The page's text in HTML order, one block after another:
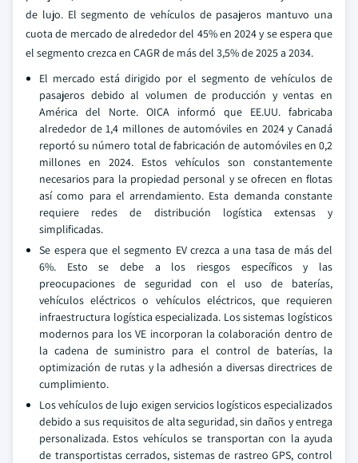
de lujo. El segmento de vehículos de pasajeros mantuvo una
cuota de mercado de alrededor del 45% en 2024 y se espera que
el segmento crezca en CAGR de más del 3,5% de 2025 a 2034.
El mercado está dirigido por el segmento de vehículos de
pasajeros debido al volumen de producción y ventas en
América del Norte. OICA informó que EE.UU. fabricaba
alrededor de 1,4 millones de automóviles en 2024 y Canadá
reportó su número total de fabricación de automóviles en 0,2
millones en 2024. Estos vehículos son constantemente
necesarios para la propiedad personal y se ofrecen en flotas
así como para el arrendamiento. Esta demanda constante
requiere redes de distribución logística extensas y
simplificadas.
Se espera que el segmento EV crezca a una tasa de más del
6%. Esto se debe a los riesgos específicos y las
preocupaciones de seguridad con el uso de baterías,
vehículos eléctricos o vehículos eléctricos, que requieren
infraestructura logística especializada. Los sistemas logísticos
modernos para los VE incorporan la colaboración dentro de
la cadena de suministro para el control de baterías, la
optimización de rutas y la adhesión a diversas directrices de
cumplimiento.
Los vehículos de lujo exigen servicios logísticos especializados
debido a sus requisitos de alta seguridad, sin daños y entrega
personalizada. Estos vehículos se transportan con la ayuda
de transportistas cerrados, sistemas de rastreo GPS, control